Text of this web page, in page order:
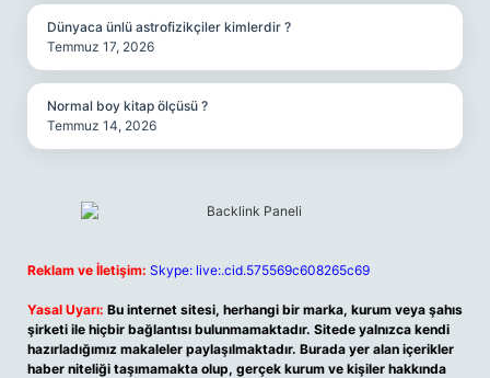
Dünyaca ünlü astrofizikçiler kimlerdir ?
Temmuz 17, 2026
Normal boy kitap ölçüsü ?
Temmuz 14, 2026
Reklam ve İletişim: Skype: live:.cid.575569c608265c69
Yasal Uyarı: Bu internet sitesi, herhangi bir marka, kurum veya şahıs
şirketi ile hiçbir bağlantısı bulunmamaktadır. Sitede yalnızca kendi
hazırladığımız makaleler paylaşılmaktadır. Burada yer alan içerikler
haber niteliği taşımamakta olup, gerçek kurum ve kişiler hakkında